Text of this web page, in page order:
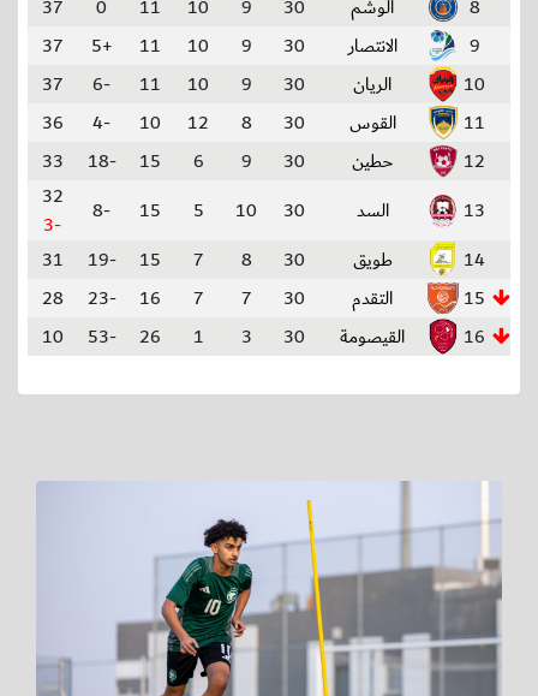
8
الوشم 30
9
10
11
0
37
9
الانتصار 30
9
10
11
+5
37
10
الريان 30
9
10
11
-6
37
11
القوس 30
8
12
10
-4
36
12
حطين 30
9
6
15
-18
33
13
السد 30
10
5
15
-8
32
-3
14
طويق 30
8
7
15
-19
31
15
التقدم 30
7
7
16
-23
28
16
القيصومة 30
3
1
26
-53
10